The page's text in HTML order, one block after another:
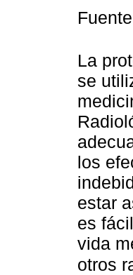
La
se
los
estar
es
vida
otros